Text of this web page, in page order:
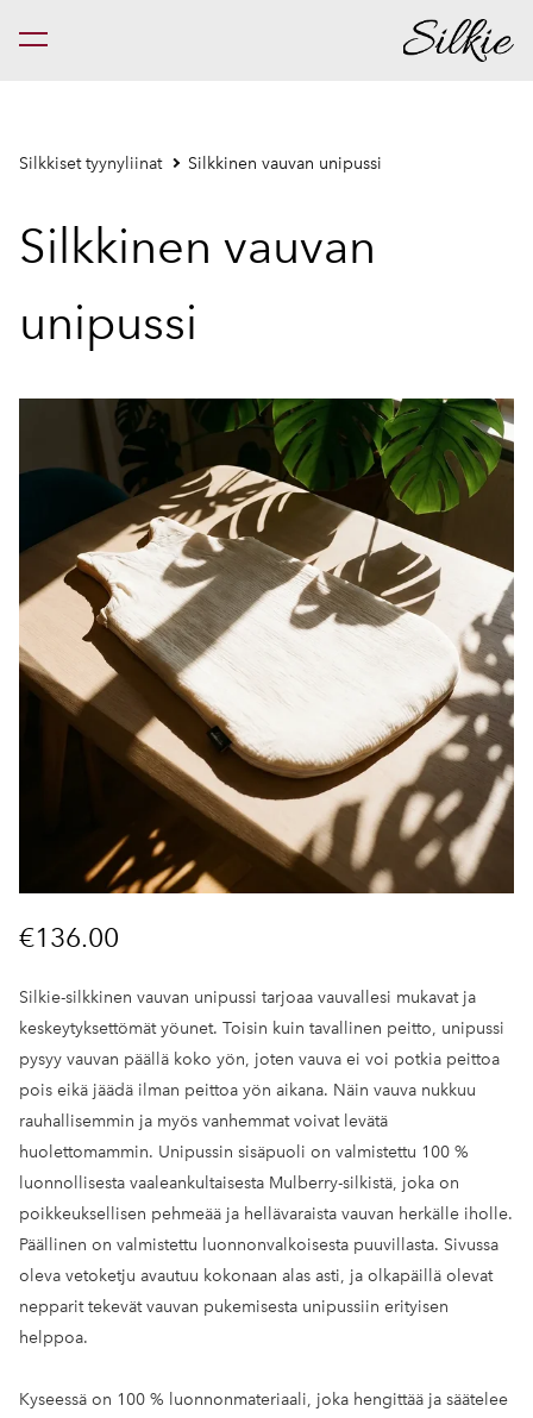
on lisätty ostoskoriin.
Silkkiset tyynyliinat Silkkinen vauvan unipussi
Silkkinen vauvan
unipussi
€136.00
Silkie-silkkinen vauvan unipussi tarjoaa vauvallesi mukavat ja
keskeytyksettömät yöunet. Toisin kuin tavallinen peitto, unipussi
pysyy vauvan päällä koko yön, joten vauva ei voi potkia peittoa
pois eikä jäädä ilman peittoa yön aikana. Näin vauva nukkuu
rauhallisemmin ja myös vanhemmat voivat levätä
huolettomammin. Unipussin sisäpuoli on valmistettu 100 %
luonnollisesta vaaleankultaisesta Mulberry-silkistä, joka on
poikkeuksellisen pehmeää ja hellävaraista vauvan herkälle iholle.
Päällinen on valmistettu luonnonvalkoisesta puuvillasta. Sivussa
oleva vetoketju avautuu kokonaan alas asti, ja olkapäillä olevat
nepparit tekevät vauvan pukemisesta unipussiin erityisen
helppoa.
Kyseessä on 100 % luonnonmateriaali, joka hengittää ja säätelee